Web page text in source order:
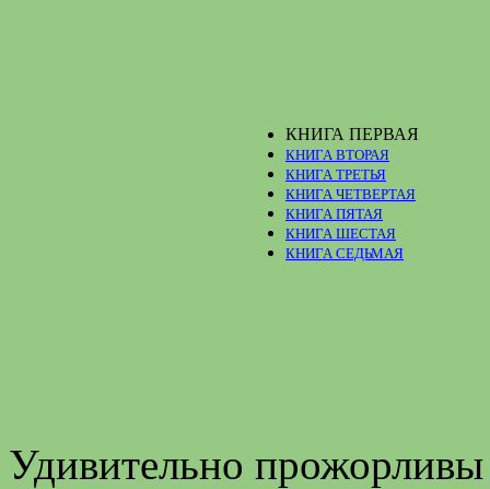
КНИГА ПЕРВАЯ
КНИГА ВТОРАЯ
КНИГА ТРЕТЬЯ
КНИГА ЧЕТВЕРТАЯ
КНИГА ПЯТАЯ
КНИГА ШЕСТАЯ
КНИГА СЕДЬМАЯ
Удивительно